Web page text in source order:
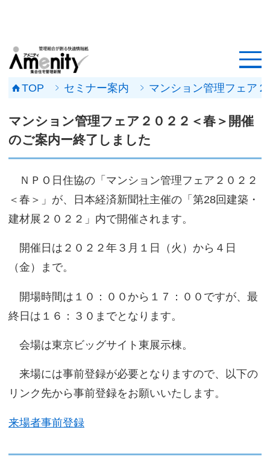
記事一覧
工事事例
マンションメンテの無料相談
媒体資料
会社概要
TOP セミナー案内 マンション管理フェア
マンション管理フェア２０２２＜春＞開催
のご案内ー終了しました
ＮＰＯ日住協の「マンション管理フェア２０２２
＜春＞」が、日本経済新聞社主催の「第28回建築・
建材展２０２２」内で開催されます。
開催日は２０２２年３月１日（火）から４日
（金）まで。
開場時間は１０：００から１７：００ですが、最
終日は１６：３０までとなります。
会場は東京ビッグサイト東展示棟。
来場には事前登録が必要となりますので、以下の
リンク先から事前登録をお願いいたします。
来場者事前登録